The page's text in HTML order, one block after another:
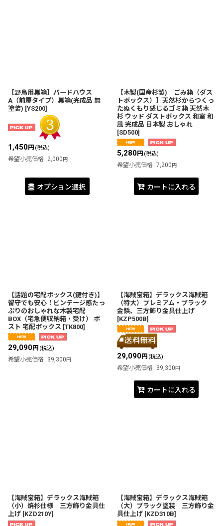
【野鳥用巣箱】バードハウス
A（前扉タイプ）巣箱(完成品 無
塗装) [YS200]
1,450円 (税込)
希望小売価格 : 2,000 円
オプション選択
【木製(国産杉製) ごみ箱（ダス
トボックス）】天然杉からつくっ
たぬくもり感じるゴミ箱 天然木
杉 ウッド ダストボックス 和室 和
風 完成品 日本製 おしゃれ
[SD500]
5,280円 (税込)
希望小売価格 : 7,200 円
カートに入れる
【話題の宅配ボックス(鍵付き)】
留守でも安心！ビンテージ感たっ
ぷりのおしゃれな木製宅配
BOX（宅急便収納箱・受け） ポ
スト 宅配ボックス [TK800]
29,090円 (税込)
希望小売価格 : 39,300 円
【海賊宝箱】デラックス海賊箱
（特大）プレミアム・ブラック
金鋲、三方飾り金具仕上げ
[KZP500B]
29,090円 (税込)
希望小売価格 : 39,300 円
カートに入れる
【海賊宝箱】デラックス海賊箱
（小）焼杉仕様 三方飾り金具仕
上げ [KZD210Y]
【海賊宝箱】デラックス海賊箱
（大）ブラック塗装 三方飾り金
具仕上げ [KZD310B]